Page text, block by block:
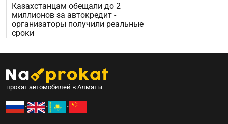
Казахстанцам обещали до 2
миллионов за автокредит -
организаторы получили реальные
сроки
прокат автомобилей в Алматы
• • •